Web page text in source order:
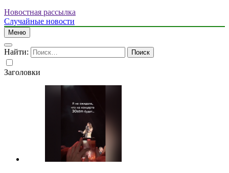
Новостная рассылка
Случайные новости
Меню
Найти:
Заголовки